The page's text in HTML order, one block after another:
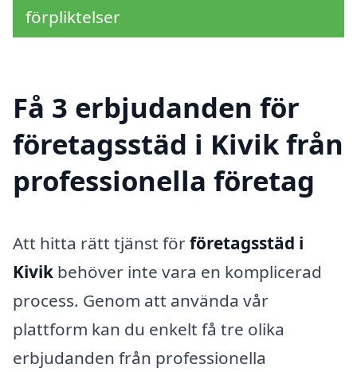
förpliktelser
Få 3 erbjudanden för
företagsstäd i Kivik från
professionella företag
Att hitta rätt tjänst förföretagsstäd i
Kivik behöver inte vara en komplicerad
process. Genom att använda vår
plattform kan du enkelt få tre olika
erbjudanden från professionella